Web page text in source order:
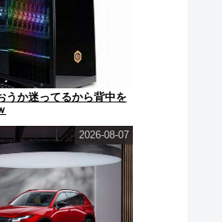
うか迷ってるから背中を
2026-08-07